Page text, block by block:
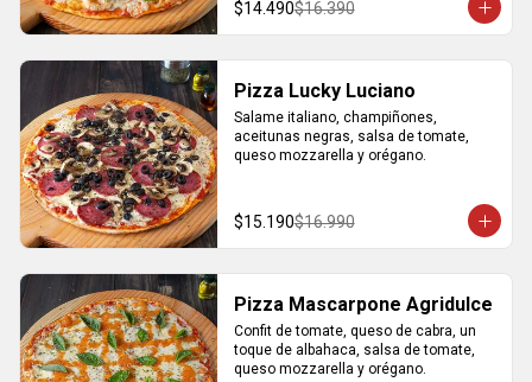
$14.490$16.390
Pizza Lucky Luciano
Salame italiano, champiñones,
aceitunas negras, salsa de tomate,
queso mozzarella y orégano.
$15.190$16.990
Pizza Mascarpone Agridulce
Confit de tomate, queso de cabra, un
toque de albahaca, salsa de tomate,
queso mozzarella y orégano.